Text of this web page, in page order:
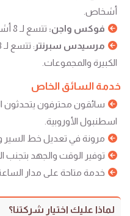
أشخاص.
فوكس واجن: تتسع لـ 8 أشخاص، وهي خيار ممتاز للعائلات.
مرسيدس سبرنتر
الكبيرة والمجموعات.
خدمة السائق الخاص
سائقون محترفون يتحدثون
اسطنبول الأوروبية.
مرونة في تعديل خط السير
توفير الوقت والجهد بتجنب
خدمة متاحة على مدار
لماذا عليك اختيار شركتنا؟